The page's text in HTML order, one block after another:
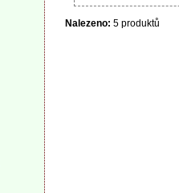
Nalezeno: 5 produktů